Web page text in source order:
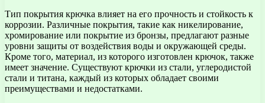
Тип покрытия крючка влияет на его прочность и стойкость к
коррозии. Различные покрытия, такие как никелирование,
хромирование или покрытие из бронзы, предлагают разные
уровни защиты от воздействия воды и окружающей среды.
Кроме того, материал, из которого изготовлен крючок, также
имеет значение. Существуют крючки из стали, углеродистой
стали и титана, каждый из которых обладает своими
преимуществами и недостатками.